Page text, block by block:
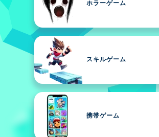
ホラーゲーム
スキルゲーム
携帯ゲーム